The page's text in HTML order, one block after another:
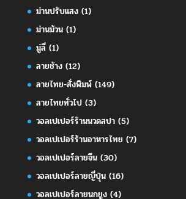
ม่านปรับแสง(1)
ม่านม้วน(1)
มู่ลี่(1)
ลายช้าง(12)
ลายไทย-สั่งพิมพ์(149)
ลายไทยทั่วไป(3)
วอลเปเปอร์ร้านนวดสปา(5)
วอลเปเปอร์ร้านอาหารไทย (7)
วอลเปเปอร์ลายจีน(30)
วอลเปเปอร์ลายญี่ปุ่น(16)
วอลเปเปอร์ลายนกยูง(4)